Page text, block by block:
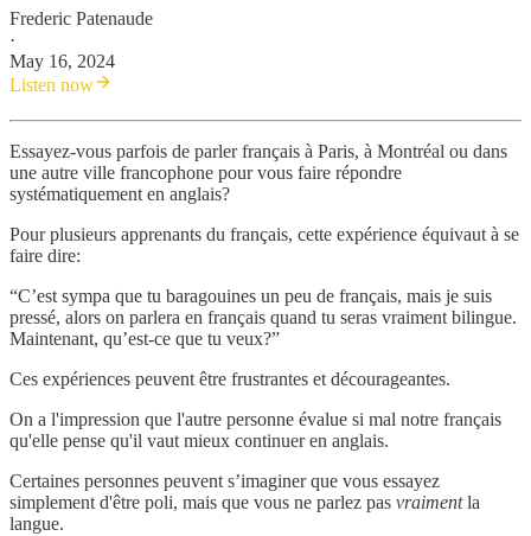
Frederic Patenaude
·
May 16, 2024
Listen now
Essayez-vous parfois de parler français à Paris, à Montréal ou dans
une autre ville francophone pour vous faire répondre
systématiquement en anglais?
Pour plusieurs apprenants du français, cette expérience équivaut à se
faire dire:
“C’est sympa que tu baragouines un peu de français, mais je suis
pressé, alors on parlera en français quand tu seras vraiment bilingue.
Maintenant, qu’est-ce que tu veux?”
Ces expériences peuvent être frustrantes et décourageantes.
On a l'impression que l'autre personne évalue si mal notre français
qu'elle pense qu'il vaut mieux continuer en anglais.
Certaines personnes peuvent s’imaginer que vous essayez
simplement d'être poli, mais que vous ne parlez pas vraimentla
langue.